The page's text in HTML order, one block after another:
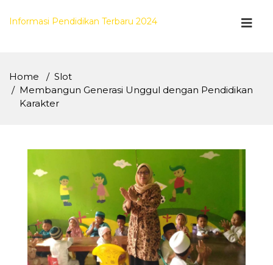
Informasi Pendidikan Terbaru 2024
Home
Slot
Membangun Generasi Unggul dengan Pendidikan
Karakter